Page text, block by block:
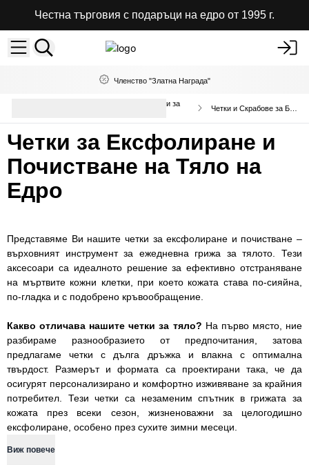
Честна търговия с подаръци на едро от 1995 г.
Членство "Златна Награда"
Качествени Козметични аксесоари за
Четки и Скрабове за Баня
Четки за Ексфолиране и
Почистване на Тяло на
Едро
Представяме Ви нашите четки за ексфолиране и почистване –
върховният инструмент за ежедневна грижа за тялото. Тези
аксесоари са идеалното решение за ефективно отстраняване
на мъртвите кожни клетки, при което кожата става по-сияйна,
по-гладка и с подобрено кръвообращение.
Какво отличава нашите четки за тяло? На първо място, ние
разбираме разнообразието от предпочитания, затова
предлагаме четки с дълга дръжка и влакна с оптимална
твърдост. Размерът и формата са проектирани така, че да
осигурят персонализирано и комфортно изживяване за крайния
потребител. Тези четки са незаменим спътник в грижата за
кожата през всеки сезон, жизненоважни за целогодишно
ексфолиране, особено през сухите зимни месеци.
Виж повече